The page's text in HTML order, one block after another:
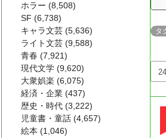
タ
ホラー (8,508)
SF (6,738)
キャラ文芸 (5,636)
ライト文芸 (9,588)
青春 (7,921)
現代文学 (9,620)
大衆娯楽 (6,075)
経済・企業 (437)
歴史・時代 (3,222)
児童書・童話 (4,657)
絵本 (1,046)